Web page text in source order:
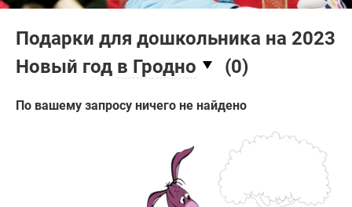
Подарки для дошкольника на 2023
Новый год в Гродно (0)
По вашему запросу ничего не найдено